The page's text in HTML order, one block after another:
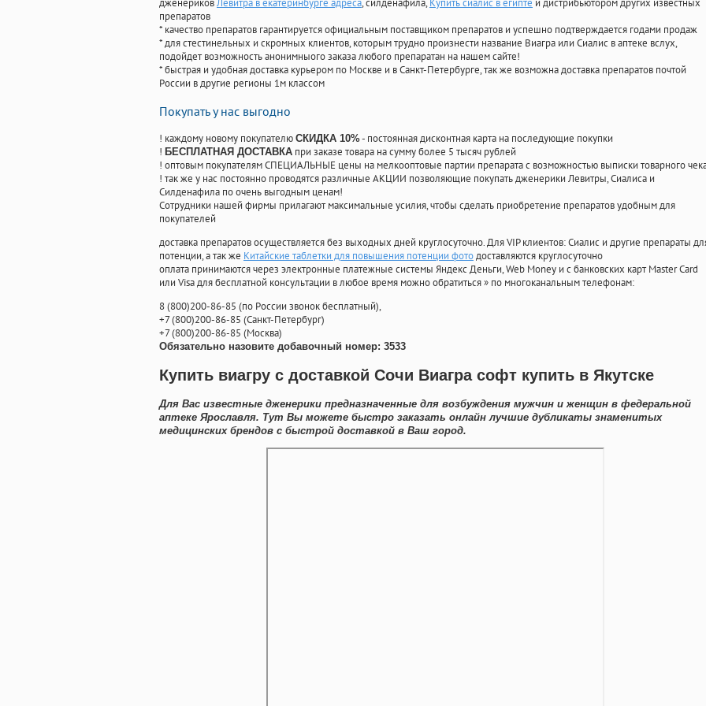
дженериковЛевитра в екатеринбурге адреса, силденафила, Купить сиалис в египте и дистрибьютором других известных
препаратов
* качество препаратов гарантируется официальным поставщиком препаратов и успешно подтверждается годами продаж
* для стестинельных и скромных клиентов, которым трудно произнести название Виагра или Сиалис в аптеке вслух,
подойдет возможность анонимныого заказа любого препаратан на нашем сайте!
* быстрая и удобная доставка курьером по Москве и в Санкт-Петербурге, так же возможна доставка препаратов почтой
России в другие регионы 1м классом
Покупать у нас выгодно
! каждому новому покупателю СКИДКА 10%- постоянная дисконтная карта на последующие покупки
! БЕСПЛАТНАЯ ДОСТАВКА при заказе товара на сумму более 5 тысяч рублей
! оптовым покупателям СПЕЦИАЛЬНЫЕ цены на мелкооптовые партии препарата с возможностью выписки товарного
! так же у нас постоянно проводятся различные АКЦИИ позволяющие покупать дженерики Левитры, Сиалиса и
Силденафила по очень выгодным ценам!
Cотрудники нашей фирмы прилагают максимальные усилия, чтобы сделать приобретение препаратов удобным для
покупателей
доставка препаратов осуществляется без выходных дней круглосуточно. Для VIP клиентов: Сиалис и другие препараты
потенции, а так же Китайские таблетки для повышения потенции фотодоставляются круглосуточно
оплата принимаются через электронные платежные системы Яндекс Деньги, Web Money и с банковских карт Master Card
или Visa для бесплатной консультации в любое время можно обратиться» по многоканальным телефонам:
8(800)200-86-85 (по России звонок бесплатный),
+7(800)200-86-85 (Санкт-Петербург)
+7(800)200-86-85 (Москва)
Обязательно назовите добавочный номер: 3533
Купить виагру с доставкой Сочи Виагра софт купить в Якутске
Для Вас известные дженерики предназначенные для возбуждения мужчин и женщин в федеральной
аптеке Ярославля. Тут Вы можете быстро заказать онлайн лучшие дубликаты знаменитых
медицинских брендов с быстрой доставкой в Ваш город.